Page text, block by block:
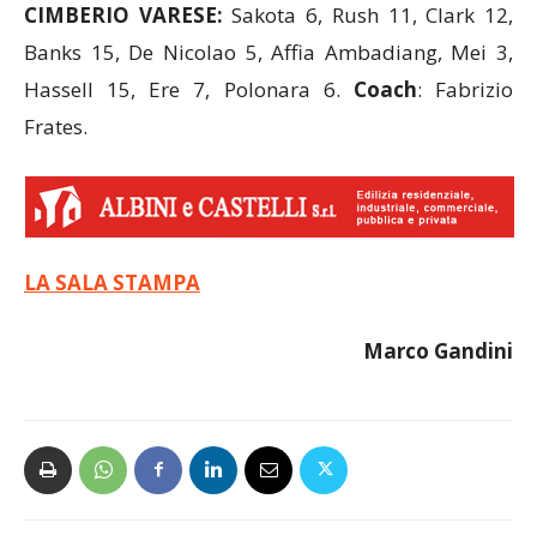
CIMBERIO VARESE: Sakota 6, Rush 11, Clark 12,
Banks 15, De Nicolao 5, Affia Ambadiang, Mei 3,
Hassell 15, Ere 7, Polonara 6. Coach: Fabrizio
Frates.
LA SALA STAMPA
Marco Gandini